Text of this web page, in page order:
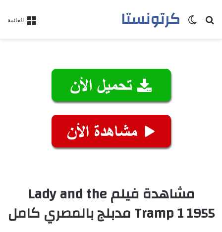
القائمة كرتونستابحث عنالوضع المظلم
مشاهدة فيلم Lady and the
Tramp 1 1955 مدبلج بالمصري كامل